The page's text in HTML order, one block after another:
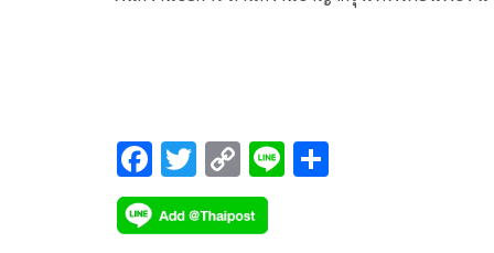
F
ac
e
T
wi
tt
C
o
p
Li